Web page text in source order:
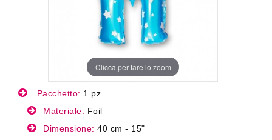
Clicca per fare lo zoom
Pacchetto: 1 pz
Materiale: Foil
Dimensione: 40 cm - 15"